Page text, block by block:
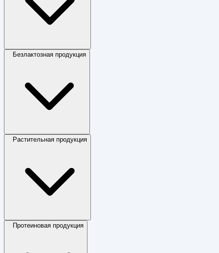
Безлактозная продукция
Растительная продукция
Протеиновая продукция